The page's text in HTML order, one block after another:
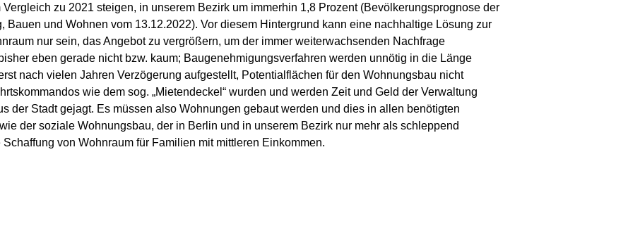
zu 2021 steigen, in unserem Bezirk um immerhin 1,8 Prozent (Bevölkerungsprognose der
Bauen und Wohnen vom 13.12.2022). Vor diesem Hintergrund kann eine nachhaltige Lösung zur
nur sein, das Angebot zu vergrößern, um der immer weiterwachsenden Nachfrage
eben gerade nicht bzw. kaum; Baugenehmigungsverfahren werden unnötig in die Länge
nach vielen Jahren Verzögerung aufgestellt, Potentialflächen für den Wohnungsbau nicht
wie dem sog. „Mietendeckel“ wurden und werden Zeit und Geld der Verwaltung
der Stadt gejagt. Es müssen also Wohnungen gebaut werden und dies in allen benötigten
der soziale Wohnungsbau, der in Berlin und in unserem Bezirk nur mehr als schleppend
von Wohnraum für Familien mit mittleren Einkommen.